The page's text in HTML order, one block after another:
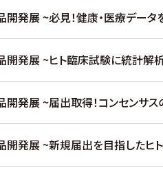
発展 ~必見！健康・医療データ
開発展 ~ヒト臨床試験に統計解
開発展 ~届出取得！コンセンサ
開発展 ~新規届出を目指したヒ